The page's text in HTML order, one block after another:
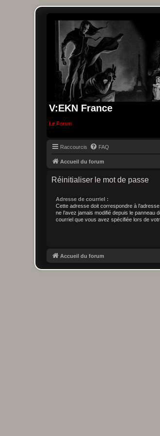
V:EKN France
Le Forum
Raccourcis FAQ
Accueil du forum
Réinitialiser le mot de passe
Adresse de courriel :
Cette adresse doit correspondre à
ne l’avez jamais modifié depuis le panneau
courriel que vous avez spécifiée lors de
Accueil du forum